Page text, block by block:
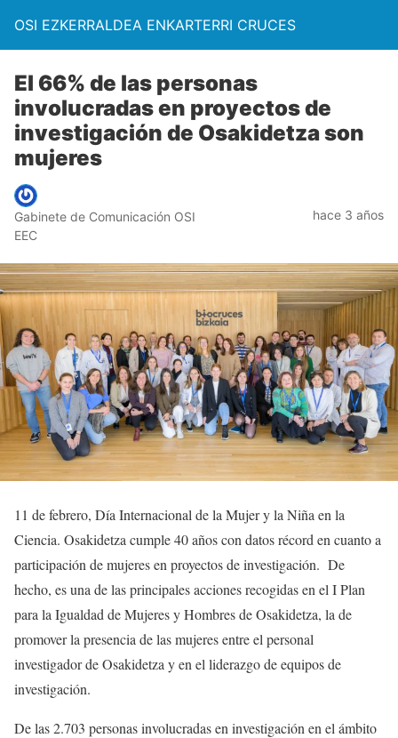
OSI EZKERRALDEA ENKARTERRI CRUCES
El 66% de las personas
involucradas en proyectos de
investigación de Osakidetza son
mujeres
Gabinete de Comunicación OSI
EEC
hace 3 años
11 de febrero, Día Internacional de la Mujer y la Niña en la
Ciencia. Osakidetza cumple 40 años con datos récord en cuanto a
participación de mujeres en proyectos de investigación. De
hecho, es una de las principales acciones recogidas en el I Plan
para la Igualdad de Mujeres y Hombres de Osakidetza, la de
promover la presencia de las mujeres entre el personal
investigador de Osakidetza y en el liderazgo de equipos de
investigación.
De las 2.703 personas involucradas en investigación en el ámbito